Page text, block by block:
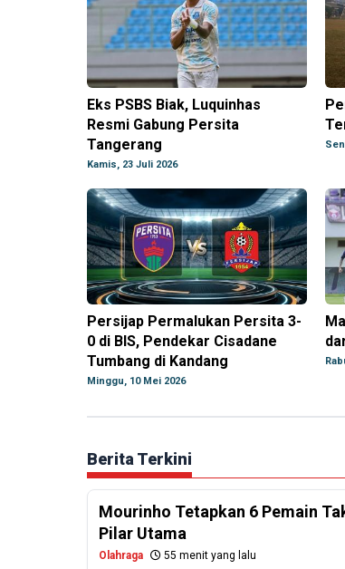
Eks PSBS Biak, Luquinhas
Resmi Gabung Persita
Tangerang
Kamis, 23 Juli 2026
Persijap Permalukan Persita 3-
0 di BIS, Pendekar Cisadane
Tumbang di Kandang
Minggu, 10 Mei 2026
Berita Terkini
Mourinho Tetapkan 6 Pemain
Pilar Utama
Olahraga 55 menit yang lalu